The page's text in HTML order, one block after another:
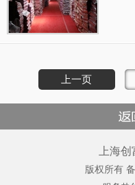
上一页
上海创
版权所有